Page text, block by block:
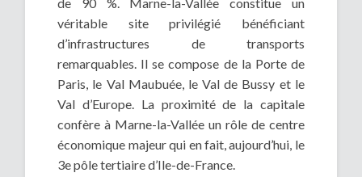
véritable site privilégié bénéficiant
d’infrastructures de transports
remarquables. Il se compose de la Porte de
Paris, le Val Maubuée, le Val de Bussy et le
Val d’Europe. La proximité de la capitale
confère à Marne-la-Vallée un rôle de centre
économique majeur qui en fait, aujourd’hui, le
3e pôle tertiaire d’Ile-de-France.